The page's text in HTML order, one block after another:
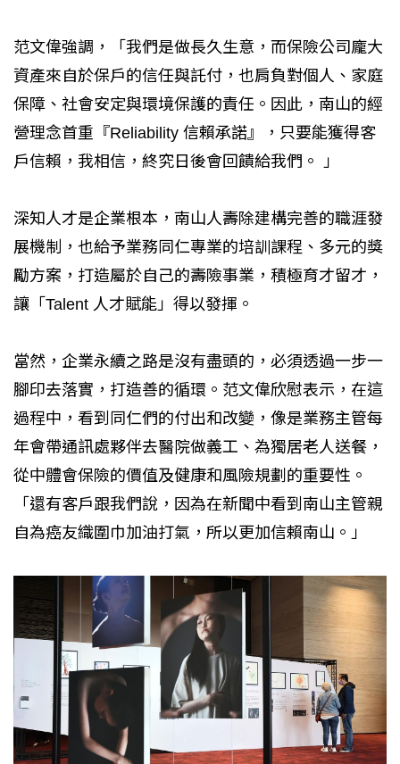
范文偉強調，「我們是做長久生意，而保險公司龐大
資產來自於保戶的信任與託付，也肩負對個人、家庭
保障、社會安定與環境保護的責任。因此，南山的經
營理念首重『Reliability 信賴承諾』，只要能獲得客
戶信賴，我相信，終究日後會回饋給我們。 」
深知人才是企業根本，南山人壽除建構完善的職涯發
展機制，也給予業務同仁專業的培訓課程、多元的獎
勵方案，打造屬於自己的壽險事業，積極育才留才，
讓「Talent 人才賦能」得以發揮。
當然，企業永續之路是沒有盡頭的，必須透過一步一
腳印去落實，打造善的循環。范文偉欣慰表示，在這
過程中，看到同仁們的付出和改變，像是業務主管每
年會帶通訊處夥伴去醫院做義工、為獨居老人送餐，
從中體會保險的價值及健康和風險規劃的重要性。
「還有客戶跟我們說，因為在新聞中看到南山主管親
自為癌友織圍巾加油打氣，所以更加信賴南山。」